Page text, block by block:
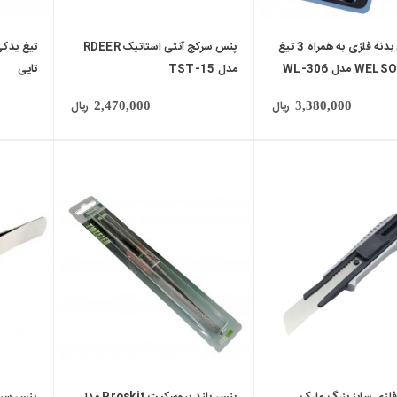
کاتر قلمی بدنه فلزی به همراه 3 تیغ
3,380,000 ریال
پنس سرکج آنتی استاتیک RDEER
مدل TST-15
2,470,000 ریال
تایی
local_mall